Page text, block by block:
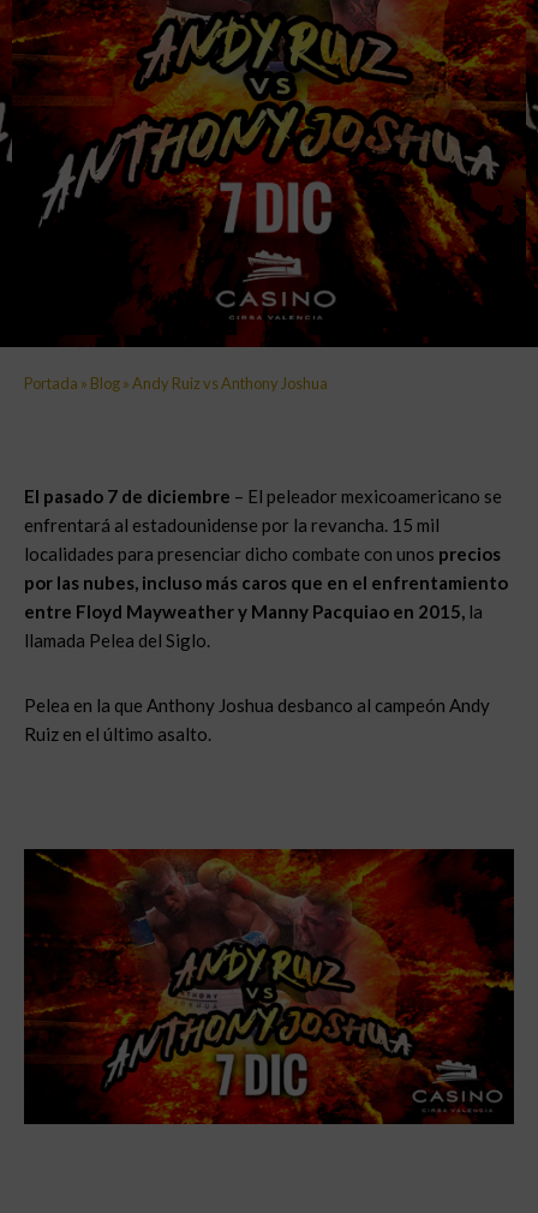
Portada » Blog»Andy Ruiz vs Anthony Joshua
El pasado 7 de diciembre – El peleador mexicoamericano se
enfrentará al estadounidense por la revancha. 15 mil
localidades para presenciar dicho combate con unos precios
por las nubes, incluso más caros que en el enfrentamiento
entre Floyd Mayweather y Manny Pacquiao en 2015, la
llamada Pelea del Siglo.
Pelea en la que Anthony Joshua desbanco al campeón Andy
Ruiz en el último asalto.